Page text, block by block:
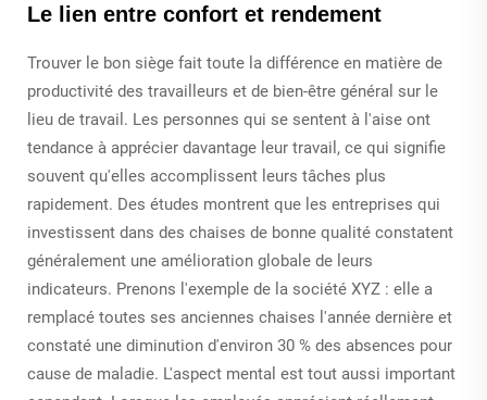
Le lien entre confort et rendement
Trouver le bon siège fait toute la différence en matière de
productivité des travailleurs et de bien-être général sur le
lieu de travail. Les personnes qui se sentent à l'aise ont
tendance à apprécier davantage leur travail, ce qui signifie
souvent qu'elles accomplissent leurs tâches plus
rapidement. Des études montrent que les entreprises qui
investissent dans des chaises de bonne qualité constatent
généralement une amélioration globale de leurs
indicateurs. Prenons l'exemple de la société XYZ : elle a
remplacé toutes ses anciennes chaises l'année dernière et
constaté une diminution d'environ 30 % des absences pour
cause de maladie. L'aspect mental est tout aussi important